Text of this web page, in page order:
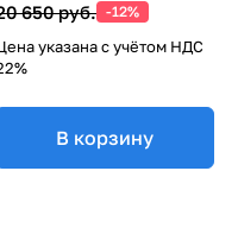
650 руб. -12%
указана с учётом НДС
В корзину